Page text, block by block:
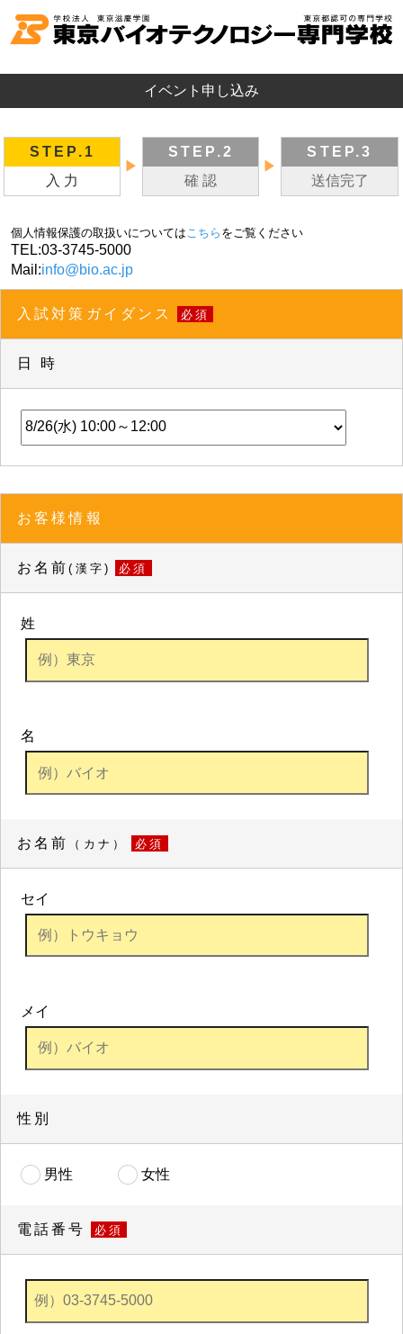
イベント申し込み
STEP.1
入 力
▶
STEP.2
確 認
▶
STEP.3
送信完了
個人情報保護の取扱いについてはこちら をご覧ください
TEL:03-3745-5000
Mail:info@bio.ac.jp
入試対策ガイダンス 必須
日 時
お客様情報
お名前(漢字) 必須
姓
名
お名前 （カナ） 必須
セイ
メイ
性別
男性 女性
電話番号 必須